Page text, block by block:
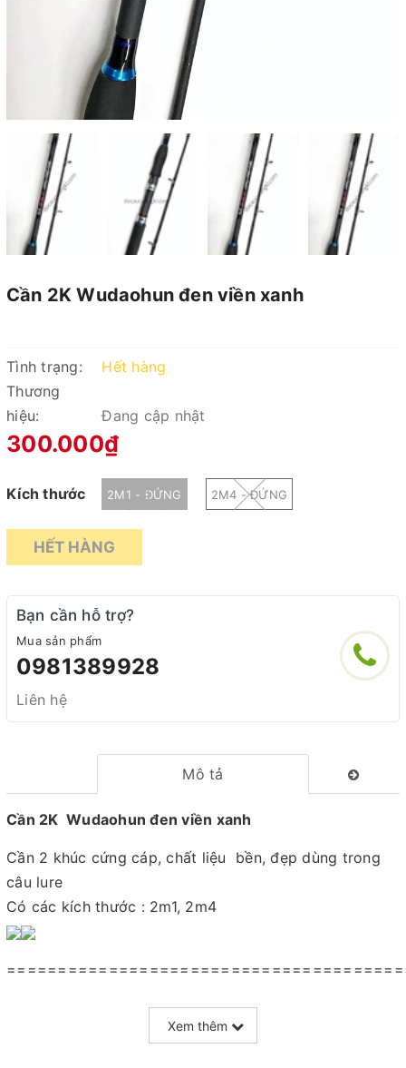
Cần 2K Wudaohun đen viền xanh
Tình trạng:
Hết hàng
Thương
hiệu:
Đang cập nhật
300.000₫
Kích thước 2M1 - ĐỨNG 2M4 - ĐỨNG
HẾT HÀNG
Bạn cần hỗ trợ?
Mua sản phẩm
0981389928
Liên hệ
Mô tả
Cần 2K Wudaohun đen viền xanh
Cần 2 khúc cứng cáp, chất liệu bền, đẹp dùng trong
câu lure
Có các kích thước : 2m1, 2m4
Mọi thắc mắc liên hệ SĐT
: 098.138.9928 - 098.902.9066 - 090.565.6668 -
Xem thêm